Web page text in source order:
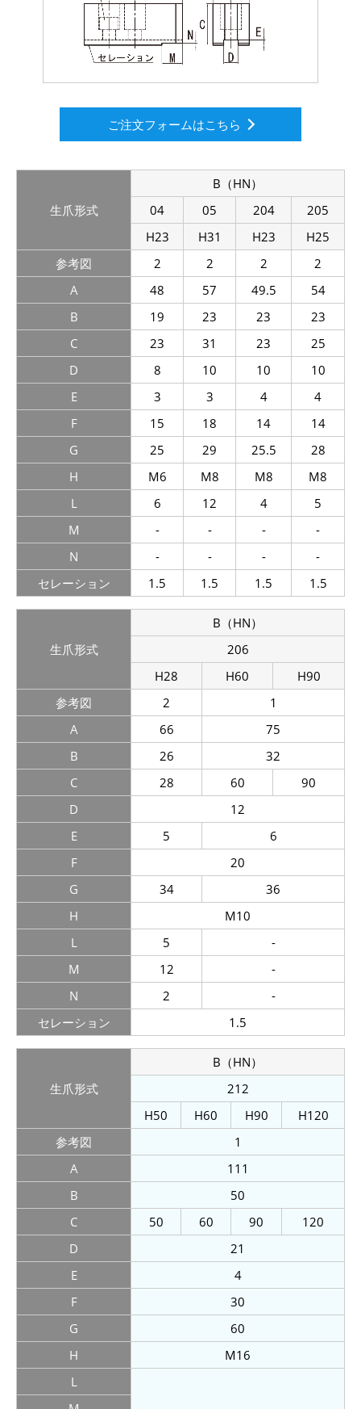
ご注文フォームはこちら
生爪形式
B（HN）
04
05 204
205
H23
H31 H23
H25
参考図
2 2 2
2
A
48 57 49.5
54
B
19 23 23
23
C
23 31 23
25
D
8 10 10
10
E
3 3 4
4
F
15 18 14
14
G
25 29 25.5
28
H
M6 M8 M8
M8
L
6 12 4
5
M
- - -
-
N
- - -
-
セレーション
1.5 1.5 1.5 1.5
生爪形式
B（HN）
206
H28
H60
H90
参考図
2
1
A
66
75
B
26
32
C
28 60
90
D
12
E
5
6
F
20
G
34
36
H
M10
L
5
-
M
12
-
N
2
-
セレーション
1.5
生爪形式
B（HN）
212
H50
H60 H90
H120
参考図
1
A
111
B
50
C
50 60 90
120
D
21
E
4
F
30
G
60
H
M16
L